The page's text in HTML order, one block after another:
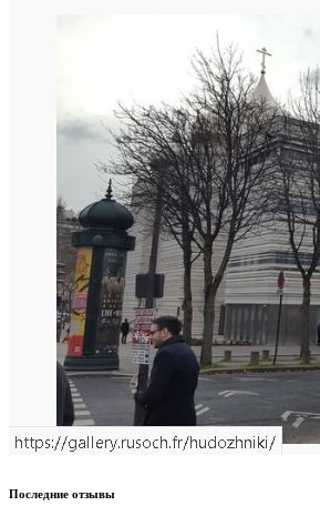
Последние отзывы